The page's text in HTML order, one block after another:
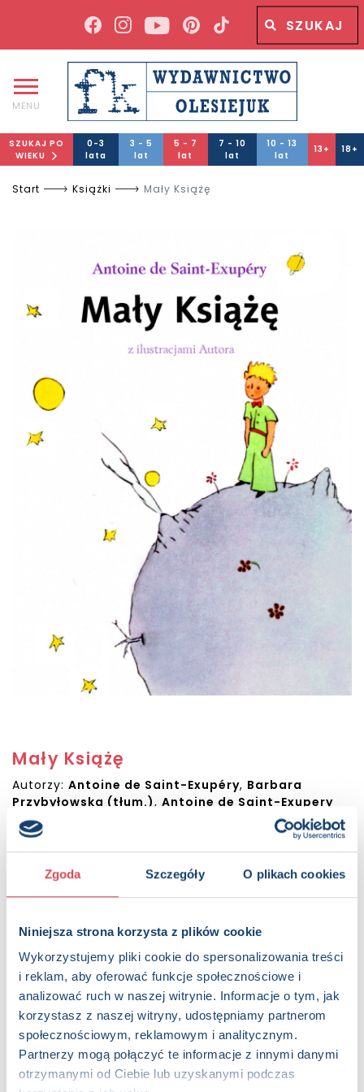
Zgoda Szczegóły O plikach cookies
Niniejsza strona korzysta z plików cookie
Wykorzystujemy pliki cookie do spersonalizowania treści
i reklam, aby oferować funkcje społecznościowe i
analizować ruch w naszej witrynie. Informacje o tym, jak
korzystasz z naszej witryny, udostępniamy partnerom
społecznościowym, reklamowym i analitycznym.
Partnerzy mogą połączyć te informacje z innymi danymi
otrzymanymi od Ciebie lub uzyskanymi podczas
Wyszukiwana fraza
MENU
SZUKAJ PO
WIEKU
0-3
lata
3 - 5
lat
5 - 7
lat
7 - 10
lat
10 - 13
lat
13+ 18+
Start Książki Mały Książę
Mały Książę
Autorzy: Antoine de Saint-Exupéry, Barbara
Przybyłowska (tłum.), Antoine de Saint-Exupery
Sugerowana cena detaliczna:
Dostępna:
KUP NA SWIATKSIAZKI.PL
OPIS
Ta poetycka opowieść o miłości, przyjaźni i
odpowiedzialności pióra Antoine'a de Saint-Exupéry'ego
została przetłumaczona na ponad 270 języków i należy do
klasyki literatury światowej. Historia wrażliwego złotowłosego
chłopca, wzbogacona pięknymi ilustracjami autora, od lat
wzrusza dzieci i dorosłych na całym świecie.